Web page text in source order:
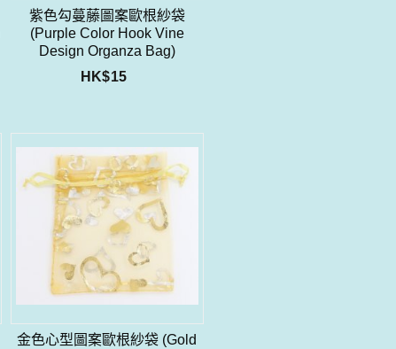
紫色勾蔓藤圖案歐根紗袋
(Purple Color Hook Vine
Design Organza Bag)
HK$15
金色心型圖案歐根紗袋 (Gold